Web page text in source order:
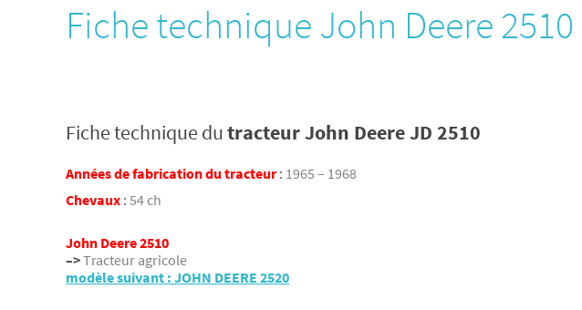
Fiche technique John Deere 2510
Fiche technique dutracteur John Deere JD 2510
Années de fabrication du tracteur: 1965 – 1968
Chevaux : 54 ch
John Deere 2510
–>Tracteur agricole
modèle suivant : JOHN DEERE 2520